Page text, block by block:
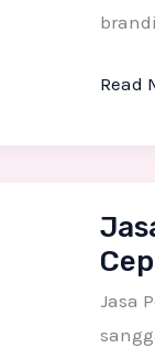
Read
Jasa